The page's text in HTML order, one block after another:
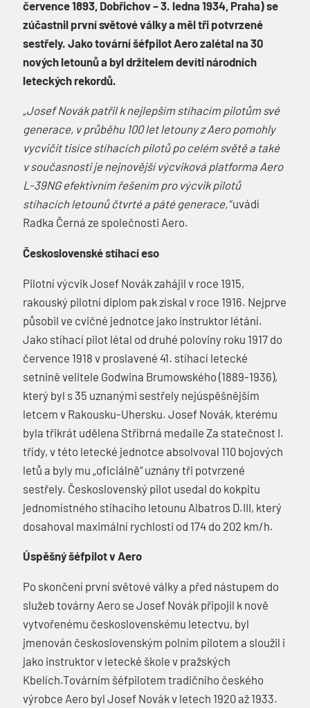
července 1893, Dobřichov – 3. ledna 1934, Praha) se
zúčastnil první světové války a měl tři potvrzené
sestřely. Jako tovární šéfpilot Aero zalétal na 30
nových letounů a byl držitelem devíti národních
leteckých rekordů.
„Josef Novák patřil k nejlepším stíhacím pilotům své
generace, v průběhu 100 let letouny z Aero pomohly
vycvičit tisíce stíhacích pilotů po celém světě a také
v současnosti je nejnovější výcviková platforma Aero
L-39NG efektivním řešením pro výcvik pilotů
stíhacích letounů čtvrté a páté generace,“uvádí
Radka Černá ze společnosti Aero.
Československé stíhací eso
Pilotní výcvik Josef Novák zahájil v roce 1915,
rakouský pilotní diplom pak získal v roce 1916. Nejprve
působil ve cvičné jednotce jako instruktor létání.
Jako stíhací pilot létal od druhé poloviny roku 1917 do
července 1918 v proslavené 41. stíhací letecké
setnině velitele Godwina Brumowského (1889-1936),
který byl s 35 uznanými sestřely nejúspěšnějším
letcem v Rakousku-Uhersku. Josef Novák, kterému
byla třikrát udělena Stříbrná medaile Za statečnost I.
třídy, v této letecké jednotce absolvoval 110 bojových
letů a byly mu „oficiálně“ uznány tři potvrzené
sestřely. Československý pilot usedal do kokpitu
jednomístného stíhacího letounu Albatros D.III, který
dosahoval maximální rychlosti od 174 do 202 km/h.
Úspěšný šéfpilot v Aero
Po skončení první světové války a před nástupem do
služeb továrny Aero se Josef Novák připojil k nově
vytvořenému československému letectvu, byl
jmenován československým polním pilotem a sloužil i
jako instruktor v letecké škole v pražských
Kbelích.Továrním šéfpilotem tradičního českého
výrobce Aero byl Josef Novák v letech 1920 až 1933.